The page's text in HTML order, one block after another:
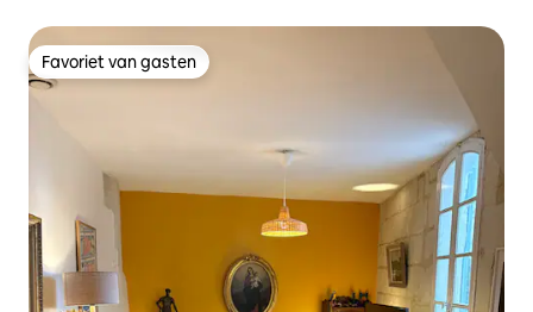
Favoriet van gasten
Favoriet van gasten